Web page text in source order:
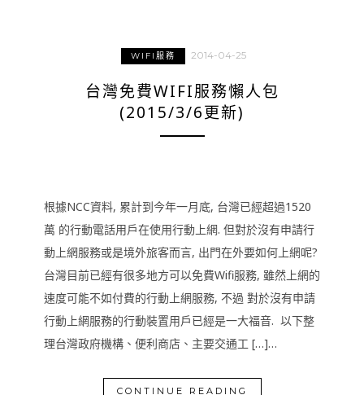
WIFI服務 2014-04-25
台灣免費WIFI服務懶人包
(2015/3/6更新)
根據NCC資料, 累計到今年一月底, 台灣已經超過1520
萬 的行動電話用戶在使用行動上網. 但對於沒有申請行
動上網服務或是境外旅客而言, 出門在外要如何上網呢?
台灣目前已經有很多地方可以免費Wifi服務, 雖然上網的
速度可能不如付費的行動上網服務, 不過 對於沒有申請
行動上網服務的行動裝置用戶已經是一大福音. 以下整
理台灣政府機構、便利商店、主要交通工 […]…
CONTINUE READING